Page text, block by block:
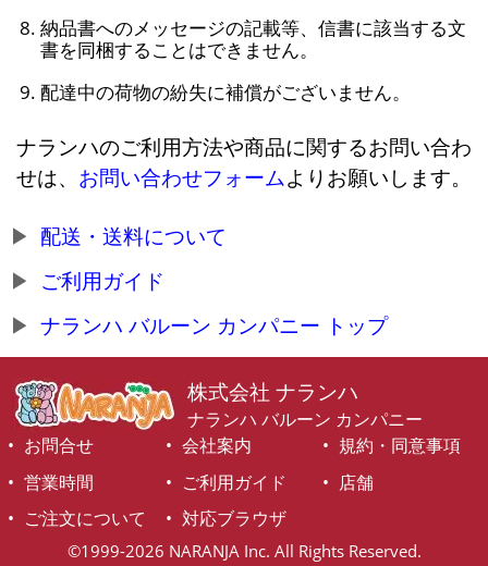
納品書へのメッセージの記載等、信書に該当する文
書を同梱することはできません。
配達中の荷物の紛失に補償がございません。
ナランハのご利用方法や商品に関するお問い合わ
せは、 お問い合わせフォームよりお願いします。
配送・送料について
ご利用ガイド
ナランハ バルーン カンパニー トップ
株式会社 ナランハ
ナランハ バルーン カンパニー
お問合せ
会社案内
規約・同意事項
営業時間
ご利用ガイド
店舗
ご注文について
対応ブラウザ
©1999-2026 NARANJA Inc. All Rights Reserved.